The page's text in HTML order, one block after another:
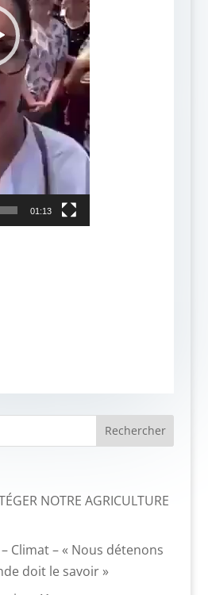
01:13
NOTRE AGRICULTURE
– Climat – « Nous détenons
doit le savoir »